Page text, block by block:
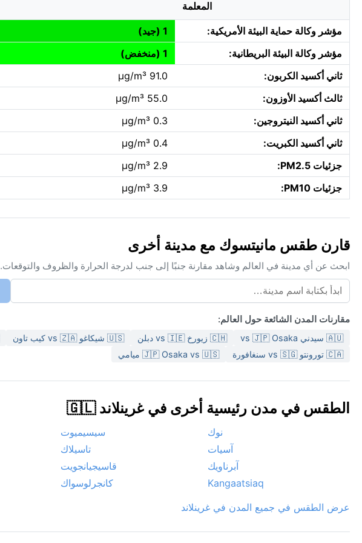
المعلمة
مؤشر وكالة حماية البيئة الأمريكية:
1 (جيد)
مؤشر وكالة البيئة البريطانية:
1 (منخفض)
ثاني أكسيد الكربون:
91.0 µg/m³
ثالث أكسيد الأوزون:
55.0 µg/m³
ثاني أكسيد النيتروجين:
0.3 µg/m³
ثاني أكسيد الكبريت:
0.4 µg/m³
جزئيات PM2.5:
2.9 µg/m³
جزئيات PM10:
3.9 µg/m³
قارن طقس مانيتسوك مع مدينة أخرى
ابحث عن أي مدينة في العالم وشاهد مقارنة جنبًا إلى جنب لدرجة الحرارة والظروف والتوقعات.
مقارنات المدن الشائعة حول العالم:
🇦🇺 سيدني vs 🇯🇵 Osaka 🇨🇭 زيورخ vs 🇮🇪 دبلن 🇺🇸 شيكاغو vs 🇿🇦 كيب تاون
🇨🇦 تورونتو vs 🇸🇬 سنغافورة
🇯🇵 Osaka vs 🇺🇸 ميامي
الطقس في مدن رئيسية أخرى في غرينلاند 🇬🇱
نوك سيسيميوت
آسيات
تاسيلاك
آبرناويك
قاسيجيانجويت
Kangaatsiaq
كانجرلوسواك
عرض الطقس في جميع المدن في غرينلاند